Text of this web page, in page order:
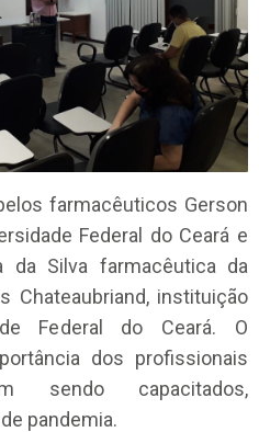
farmacêuticos Gerson
Federal do Ceará e
da Silva farmacêutica da
Chateaubriand, instituição
Federal do Ceará. O
dos profissionais
sendo capacitados,
pandemia.